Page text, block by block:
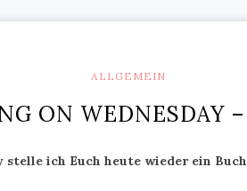
ALLGEMEIN
ON WEDNESDAY
stelle ich Euch heute wieder ein